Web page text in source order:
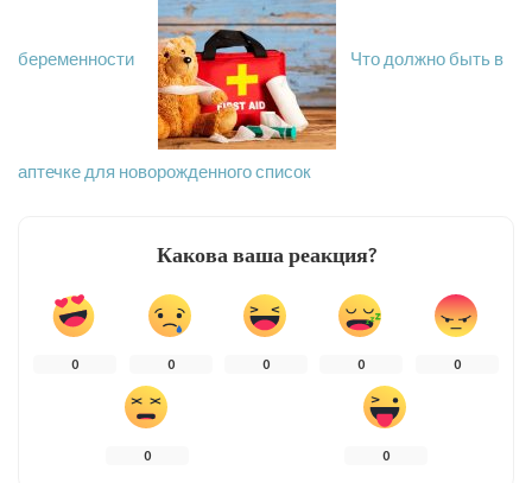
беременности Что должно быть в
аптечке для новорожденного список
Какова ваша реакция?
0 0 0 0 0
0 0